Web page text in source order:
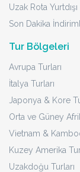
Uzak Rota
Son Dakika
Tur Bölgeleri
Avrupa Turları
İtalya Turları
Japonya & Kore
Orta ve Güney
Vietnam &
Kuzey Amerika
Uzakdoğu Turları